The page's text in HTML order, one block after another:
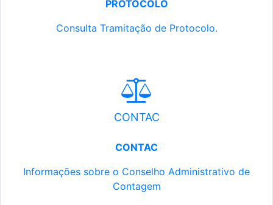
PROTOCOLO
Consulta Tramitação de Protocolo.
CONTAC
CONTAC
Informações sobre o Conselho Administrativo de
Contagem